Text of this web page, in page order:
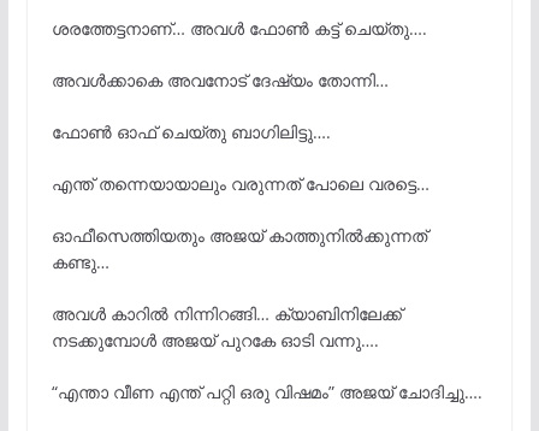
ശരത്തേട്ടനാണ്… അവൾ ഫോൺ കട്ട് ചെയ്തു….
അവൾക്കാകെ അവനോട് ദേഷ്യം തോന്നി…
ഫോൺ ഓഫ് ചെയ്തു ബാഗിലിട്ടു….
എന്ത് തന്നെയായാലും വരുന്നത് പോലെ വരട്ടെ…
ഓഫീസെത്തിയതും അജയ് കാത്തുനിൽക്കുന്നത്
കണ്ടു…
അവൾ കാറിൽ നിന്നിറങ്ങി… ക്യാബിനിലേക്ക്
നടക്കുമ്പോൾ അജയ് പുറകേ ഓടി വന്നു….
“എന്താ വീണ എന്ത് പറ്റി ഒരു വിഷമം” അജയ് ചോദിച്ചു….